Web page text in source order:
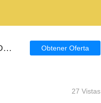
Obtenga 4% de descuento | IBERIA EXPRESS Descuentos para estudiantes Obtener Oferta
27 Vistas